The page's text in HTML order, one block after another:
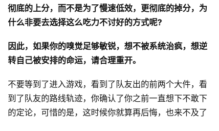
彻底的上分，而不是为了慢速低效，更彻底的掉分，为
什么非要去选择这么吃力不讨好的方式呢?
因此，如果你的嗅觉足够敏锐，想不被系统治疯，想逆
转自己被安排的命运，请合理重开。
不要等到了进入游戏，看到了队友出的前两个大件，看
到了队友的路线轨迹，你确认了你之前一直想下不敢下
的定论，可惜的是，这时候你就算再后悔，也来不及了